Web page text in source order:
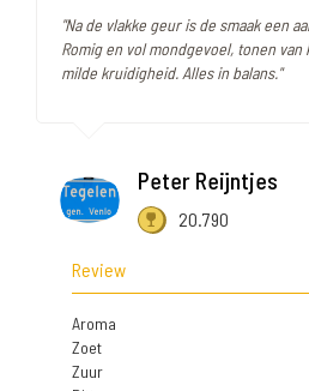
"Na de vlakke geur is de smaak een
Romig en vol mondgevoel, tonen van
milde kruidigheid. Alles in balans."
Peter Reijntjes
20.790
Review
Aroma
Zoet
Zuur